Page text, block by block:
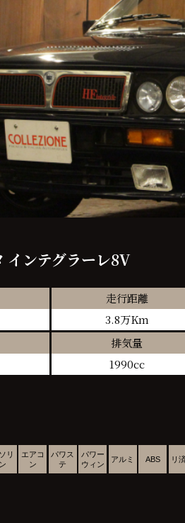
インテグラーレ8V
走行距離
3.8万Km
排気量
1990cc
リ
ン
エアコ
ン
パワス
テ
パワー
ウィン
アルミ ABS リ